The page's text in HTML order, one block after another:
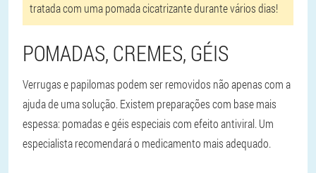
tratada com uma pomada cicatrizante durante vários dias!
POMADAS, CREMES, GÉIS
Verrugas e papilomas podem ser removidos não apenas com a
ajuda de uma solução. Existem preparações com base mais
espessa: pomadas e géis especiais com efeito antiviral. Um
especialista recomendará o medicamento mais adequado.